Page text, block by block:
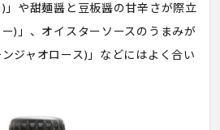
)」や甜麺醤と豆板醤の甘辛さが際立
)」、オイスターソースのうまみが
ジャオロース)」などにはよく合い